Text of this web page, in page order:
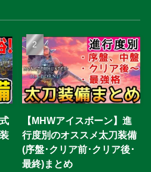
【MHWアイスボーン】進
行度別のオススメ太刀装備
(序盤･クリア前･クリア後･
最終)まとめ